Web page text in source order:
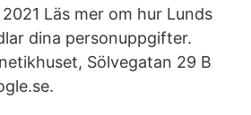
Läs mer om hur Lunds
dina personuppgifter.
Sölvegatan 29 B